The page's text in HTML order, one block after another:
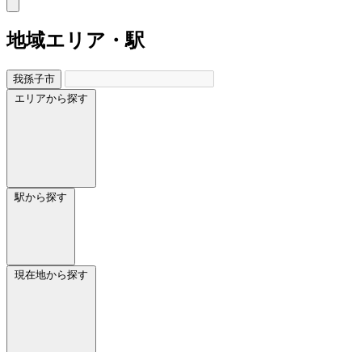
地域エリア・駅
我孫子市
エリアから探す
駅から探す
現在地から探す